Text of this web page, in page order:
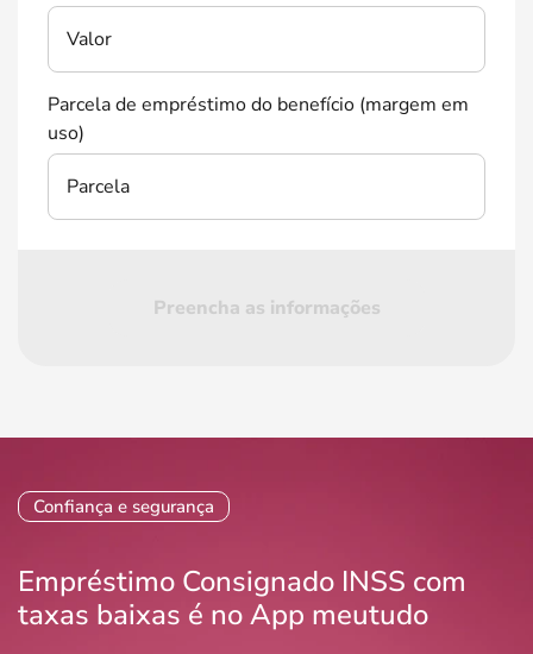
Valor
Parcela de empréstimo do benefício (margem em
uso)
Parcela
Preencha as informações
Confiança e segurança
Empréstimo Consignado INSS com
taxas baixas é no App meutudo